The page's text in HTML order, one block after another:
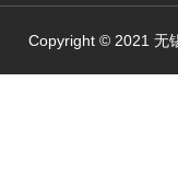
Copyright © 2021 无